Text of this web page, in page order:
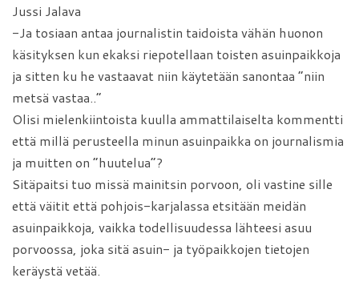
Jussi Jalava
-Ja tosiaan antaa journalistin taidoista vähän huonon
käsityksen kun ekaksi riepotellaan toisten asuinpaikkoja
ja sitten ku he vastaavat niin käytetään sanontaa ”niin
metsä vastaa..”
Olisi mielenkiintoista kuulla ammattilaiselta kommentti
että millä perusteella minun asuinpaikka on journalismia
ja muitten on ”huutelua”?
Sitäpaitsi tuo missä mainitsin porvoon, oli vastine sille
että väitit että pohjois-karjalassa etsitään meidän
asuinpaikkoja, vaikka todellisuudessa lähteesi asuu
porvoossa, joka sitä asuin- ja työpaikkojen tietojen
keräystä vetää.